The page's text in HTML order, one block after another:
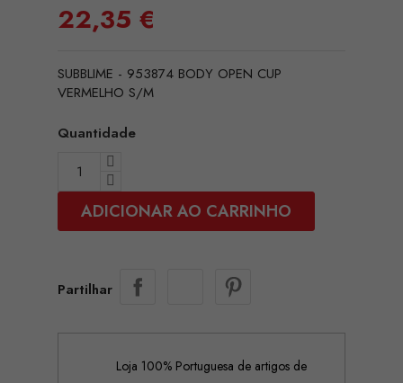
22,35 €
SUBBLIME - 953874 BODY OPEN CUP
VERMELHO S/M
Quantidade
ADICIONAR AO CARRINHO
Partilhar
Loja 100% Portuguesa de artigos de